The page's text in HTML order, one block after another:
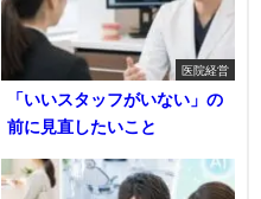
医院経営
「いいスタッフがいない」の
前に見直したいこと